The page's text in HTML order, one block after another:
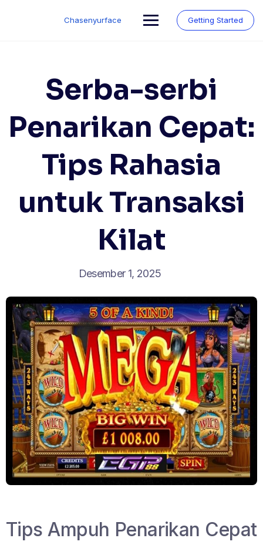
Chasenyurface Getting Started
Serba-serbi
Penarikan Cepat:
Tips Rahasia
untuk Transaksi
Kilat
Desember 1, 2025
Tips Ampuh Penarikan Cepat